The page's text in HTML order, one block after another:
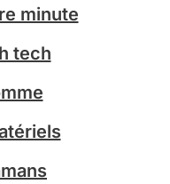
minute
tech